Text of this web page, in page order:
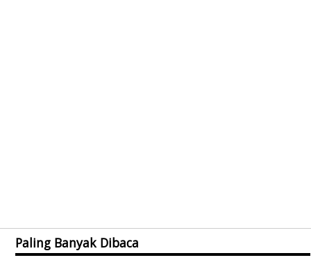
Paling Banyak Dibaca